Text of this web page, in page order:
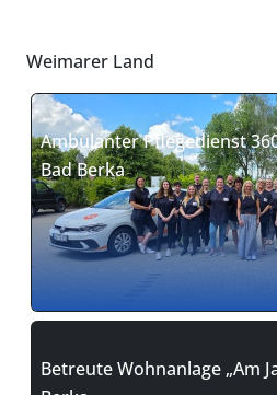
Weimarer Land
Ambulanter Pflegedienst
Bad Berka
Betreute Wohnanlage „Am